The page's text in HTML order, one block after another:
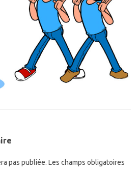
pas publiée. Les champs obligatoires